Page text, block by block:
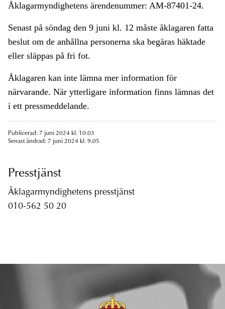
Åklagarmyndighetens ärendenummer: AM-87401-24.
Senast på söndag den 9 juni kl. 12 måste åklagaren fatta
beslut om de anhållna personerna ska begäras häktade
eller släppas på fri fot.
Åklagaren kan inte lämna mer information för
närvarande. När ytterligare information finns lämnas det
i ett pressmeddelande.
Publicerad: 7 juni 2024 kl. 10.03
Senast ändrad: 7 juni 2024 kl. 9.05
Presstjänst
Åklagarmyndighetens presstjänst
010-562 50 20